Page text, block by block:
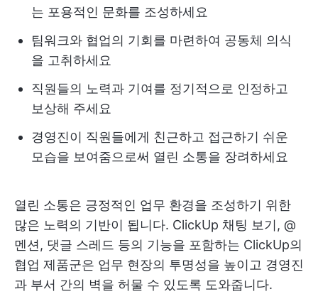
는 포용적인 문화를 조성하세요
팀워크와 협업의 기회를 마련하여 공동체 의식
을 고취하세요
직원들의 노력과 기여를 정기적으로 인정하고
보상해 주세요
경영진이 직원들에게 친근하고 접근하기 쉬운
모습을 보여줌으로써 열린 소통을 장려하세요
열린 소통은 긍정적인 업무 환경을 조성하기 위한
많은 노력의 기반이 됩니다. ClickUp 채팅 보기, @
멘션, 댓글 스레드 등의 기능을 포함하는 ClickUp의
협업 제품군은 업무 현장의 투명성을 높이고 경영진
과 부서 간의 벽을 허물 수 있도록 도와줍니다.